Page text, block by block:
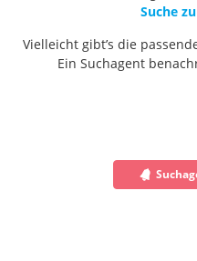
Suche
Vielleicht gibt’s die
Ein Suchagent